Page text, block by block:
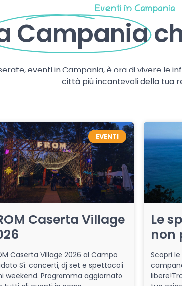
Eventi in Campania
Campania
eventi in Campania, è ora di vivere le
città più incantevoli della tua
EVENTI
Caserta Village
Caserta Village 2026 al Campo
Sì: concerti, dj set e spettacoli
weekend. Programma aggiornato
Le
non
Scopri